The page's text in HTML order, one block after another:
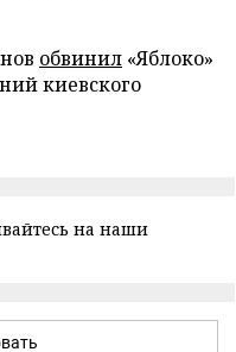
обвинил «Яблоко»
киевского
на наши